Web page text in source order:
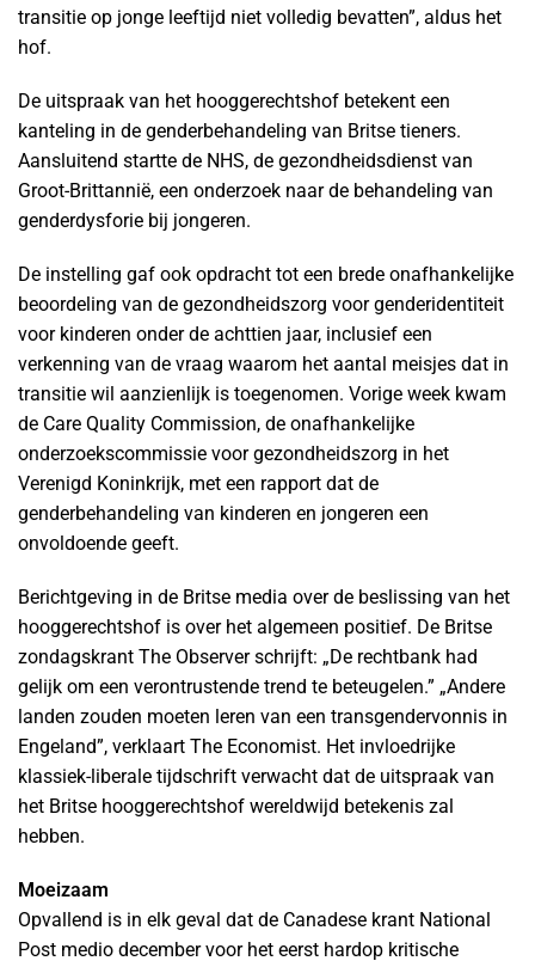
transitie op jonge leeftijd niet volledig bevatten”, aldus het
hof.
De uitspraak van het hooggerechtshof betekent een
kanteling in de genderbehandeling van Britse tieners.
Aansluitend startte de NHS, de gezondheidsdienst van
Groot-Brittannië, een onderzoek naar de behandeling van
genderdysforie bij jongeren.
De instelling gaf ook opdracht tot een brede onafhankelijke
beoordeling van de gezondheidszorg voor genderidentiteit
voor kinderen onder de achttien jaar, inclusief een
verkenning van de vraag waarom het aantal meisjes dat in
transitie wil aanzienlijk is toegenomen. Vorige week kwam
de Care Quality Commission, de onafhankelijke
onderzoekscommissie voor gezondheidszorg in het
Verenigd Koninkrijk, met een rapport dat de
genderbehandeling van kinderen en jongeren een
onvoldoende geeft.
Berichtgeving in de Britse media over de beslissing van het
hooggerechtshof is over het algemeen positief. De Britse
zondagskrant The Observer schrijft: „De rechtbank had
gelijk om een verontrustende trend te beteugelen.” „Andere
landen zouden moeten leren van een transgendervonnis in
Engeland”, verklaart The Economist. Het invloedrijke
klassiek-liberale tijdschrift verwacht dat de uitspraak van
het Britse hooggerechtshof wereldwijd betekenis zal
hebben.
Moeizaam
Opvallend is in elk geval dat de Canadese krant National
Post medio december voor het eerst hardop kritische